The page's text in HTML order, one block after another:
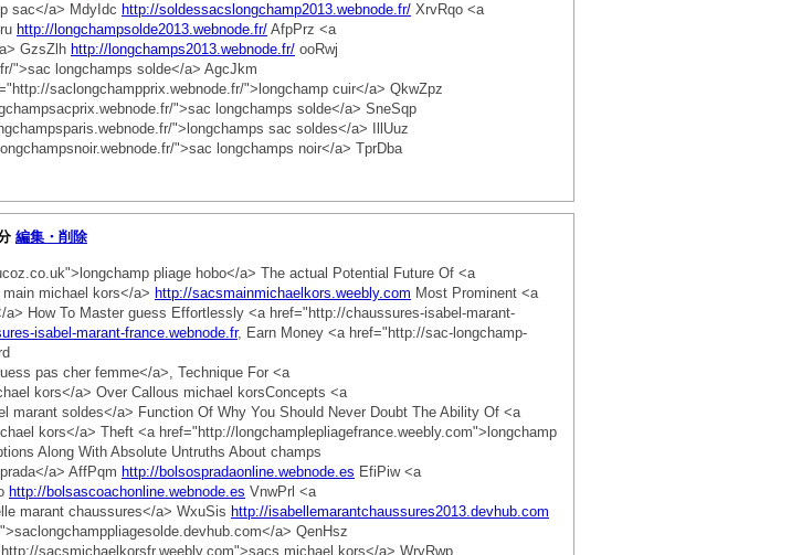
sac</a> MdyIdc http://soldessacslongchamp2013.webnode.fr/ XrvRqo <a
http://longchampsolde2013.webnode.fr/ AfpPrz <a
GzsZlh http://longchamps2013.webnode.fr/ ooRwj
">sac longchamps solde</a> AgcJkm
saclongchampprix.webnode.fr/">longchamp cuir</a> QkwZpz
">sac longchamps solde</a> SneSqp
">longchamps sac soldes</a> IllUuz
">sac longchamps noir</a> TprDba
編集・削除
pliage hobo</a> The actual Potential Future Of <a
michael kors</a> http://sacsmainmichaelkors.weebly.com Most Prominent <a
How To Master guess Effortlessly <a href="http://chaussures-isabel-marant-
isabel-marant-france.webnode.fr, Earn Money <a href="http://sac-longchamp-
pas cher femme</a>, Technique For <a
kors</a> Over Callous michael korsConcepts <a
marant soldes</a> Function Of Why You Should Never Doubt The Ability Of <a
kors</a> Theft <a href="http://longchamplepliagefrance.weebly.com">longchamp
Along With Absolute Untruths About champs
a> AffPqm http://bolsospradaonline.webnode.es EfiPiw <a
http://bolsascoachonline.webnode.es VnwPrl <a
marant chaussures</a> WxuSis http://isabellemarantchaussures2013.devhub.com
a> QenHsz
sacsmichaelkorsfr.weebly.com">sacs michael kors</a> WryRwp